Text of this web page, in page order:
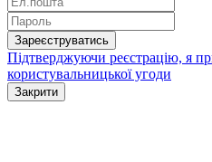
Зареєструватись
Підтверджуючи реєстрацію, я
користувальницької угоди
Закрити